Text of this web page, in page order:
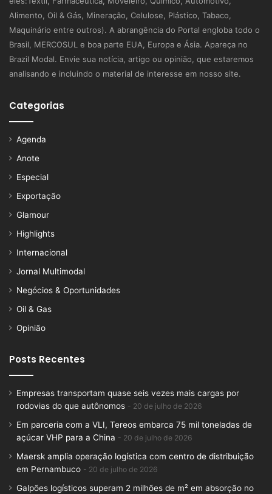
Alimento, Oil & Gás, Mineração, Celulose, Plástico, Tabaco,
Maquinário entre outros). A abrangência do Portal engloba todo o
Brasil, MERCOSUL e boa parte EUA, Europa e Ásia. Apareça no
Brazil Modal. Envie sua notícia, artigo ou opinião, que estaremos
analisando e incluindo o material de interesse em nosso site.
Categorias
Agenda
Anote
Especial
Exportação
Glamour
Highlights
Internacional
Jornal Multimodal
Negócios & Oportunidades
Oil & Gas
Opinião
Posts Recentes
Empresas transportam quase seis vezes mais cargas por
rodovias do que autônomos
20 de julho de 2026
Em parceria com a VLI, Tereos embarca 75 mil toneladas de
açúcar VHP para a China
20 de julho de 2026
Maersk amplia operação logística com centro de distribuição
em Pernambuco
20 de julho de 2026
Galpões logísticos superam 2 milhões de m² em absorção no